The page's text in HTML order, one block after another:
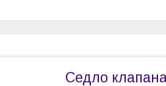
Седло